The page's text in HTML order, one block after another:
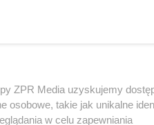
ZPR Media uzyskujemy
osobowe, takie jak unikalne
w celu zapewniania